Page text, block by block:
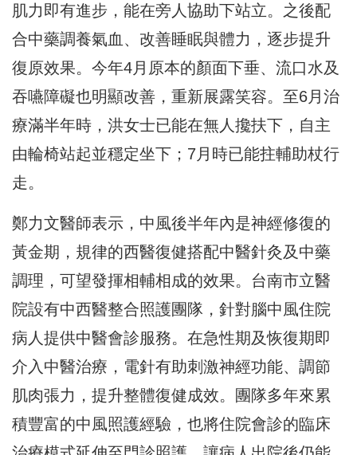
肌力即有進步，能在旁人協助下站立。之後配
合中藥調養氣血、改善睡眠與體力，逐步提升
復原效果。今年4月原本的顏面下垂、流口水及
吞嚥障礙也明顯改善，重新展露笑容。至6月治
療滿半年時，洪女士已能在無人攙扶下，自主
由輪椅站起並穩定坐下；7月時已能拄輔助杖行
走。
鄭力文醫師表示，中風後半年內是神經修復的
黃金期，規律的西醫復健搭配中醫針灸及中藥
調理，可望發揮相輔相成的效果。台南市立醫
院設有中西醫整合照護團隊，針對腦中風住院
病人提供中醫會診服務。在急性期及恢復期即
介入中醫治療，電針有助刺激神經功能、調節
肌肉張力，提升整體復健成效。團隊多年來累
積豐富的中風照護經驗，也將住院會診的臨床